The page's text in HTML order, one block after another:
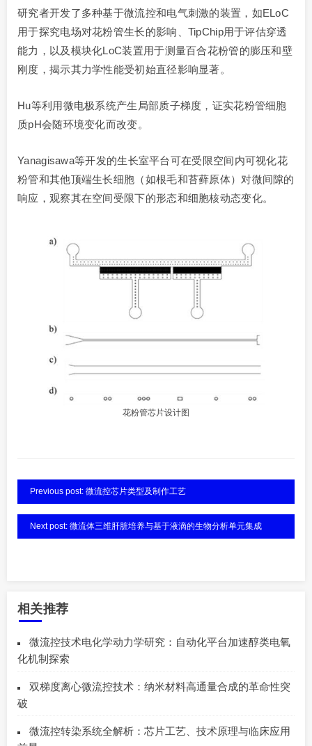
研究者开发了多种基于微流控和电气刺激的装置，如ELoC
用于探究电场对花粉管生长的影响、TipChip用于评估穿透
能力，以及模块化LoC装置用于测量百合花粉管的膨压和壁
刚度，揭示其力学性能受初始直径影响显著。
Hu等利用微电极系统产生局部质子梯度，证实花粉管细胞
质pH会随环境变化而改变。
Yanagisawa等开发的生长室平台可在受限空间内可视化花
粉管和其他顶端生长细胞（如根毛和苔藓原体）对微间隙的
响应，观察其在空间受限下的形态和细胞核动态变化。
花粉管芯片设计图
Previous post: 微流控芯片类型及制作工艺
Next post: 微流体三维肝脏培养与基于液滴的生物分析单元集成
相关推荐
微流控技术电化学动力学研究：自动化平台加速醇类电氧
化机制探索
双梯度离心微流控技术：纳米材料高通量合成的革命性突
破
微流控转染系统全解析：芯片工艺、技术原理与临床应用